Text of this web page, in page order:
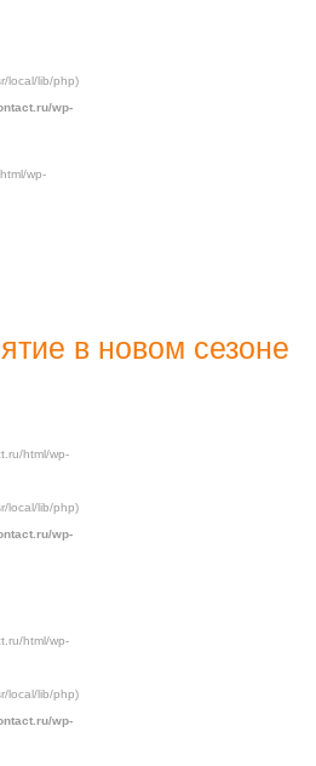
local/lib/php)
wp-
wp-
в новом сезоне
html/wp-
local/lib/php)
wp-
html/wp-
local/lib/php)
wp-